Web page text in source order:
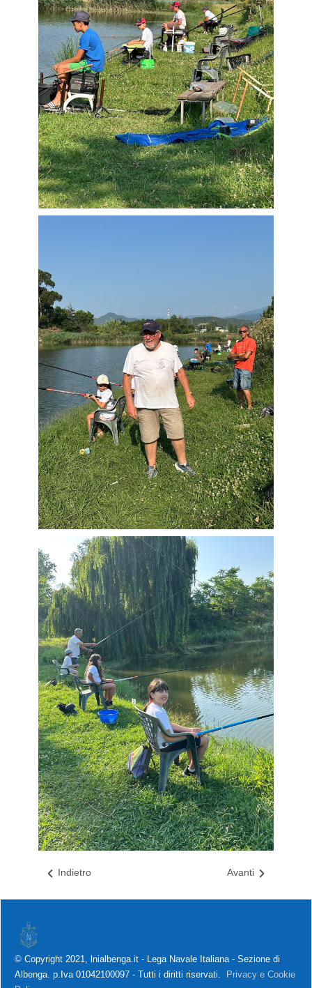
Indietro Avanti
© Copyright 2021, lnialbenga.it - Lega Navale Italiana - Sezione di
Albenga. p.Iva 01042100097 - Tutti i diritti riservati.
Privacy e Cookie